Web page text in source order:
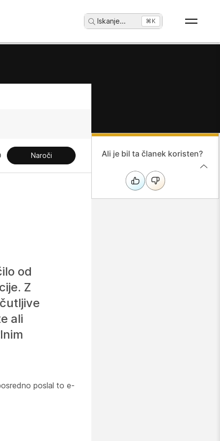
Iskanje... ⌘K
Naroči
od
Z
ali
poslal to e-
Ali je bil ta članek koristen?